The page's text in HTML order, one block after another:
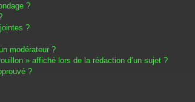
?
?
modérateur ?
» affiché lors de la rédaction d’un sujet ?
?